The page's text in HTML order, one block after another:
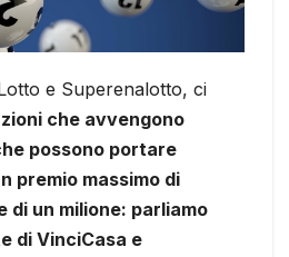
e Superenalotto, ci
che avvengono
possono portare
premio massimo di
di un milione: parliamo
di VinciCasa e